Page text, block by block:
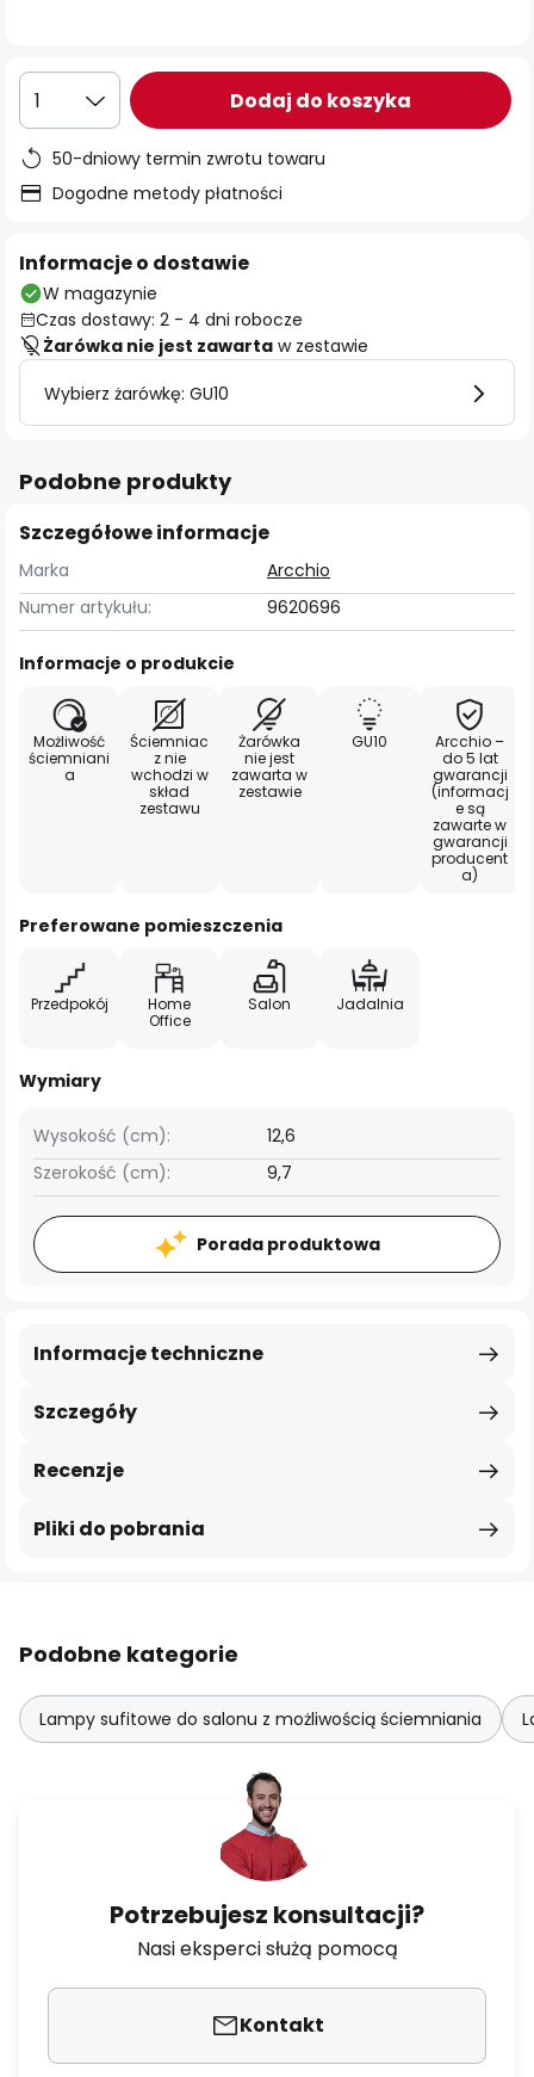
1 Dodaj do koszyka
50-dniowy termin zwrotu towaru
Dogodne metody płatności
Informacje o dostawie
W magazynie
Czas dostawy: 2 - 4 dni robocze
Żarówka nie jest zawarta w zestawie
Wybierz żarówkę: GU10
Podobne produkty
Szczegółowe informacje
Marka
Arcchio
Numer artykułu:
9620696
Informacje o produkcie
Możliwość
ściemniani
a
Ściemniac
z nie
wchodzi w
skład
zestawu
Żarówka
nie jest
zawarta w
zestawie
GU10
Arcchio –
do 5 lat
gwarancji
(informacj
e są
zawarte w
gwarancji
producent
a)
Preferowane pomieszczenia
Przedpokój
Home
Office
Salon Jadalnia
Wymiary
Szerokość (cm): 9,7
Wysokość (cm): 12,6
Porada produktowa
Szczegóły
Informacje techniczne
Recenzje
Pliki do pobrania
Podobne kategorie
Lampy sufitowe do salonu z możliwością ściemniania
Potrzebujesz konsultacji?
Nasi eksperci służą pomocą
Kontakt